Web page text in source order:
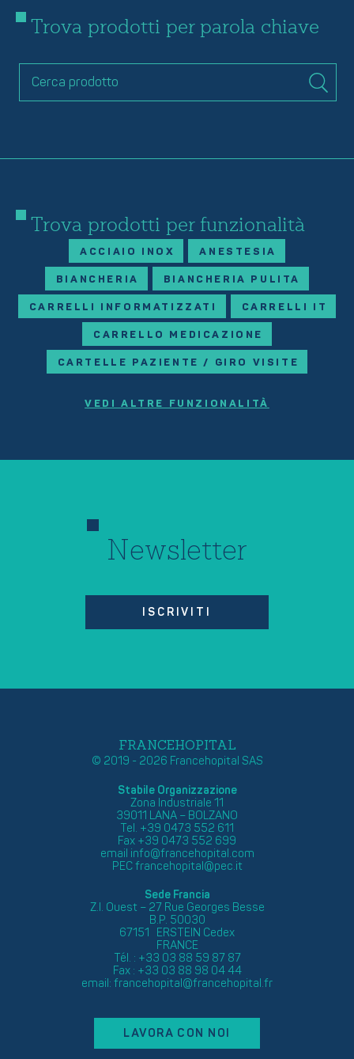
Trova prodotti per parola chiave
Trova prodotti per funzionalità
ACCIAIO INOX ANESTESIA
BIANCHERIA BIANCHERIA PULITA
CARRELLI INFORMATIZZATI CARRELLI IT
CARRELLO MEDICAZIONE
CARTELLE PAZIENTE / GIRO VISITE
VEDI ALTRE FUNZIONALITÀ
Newsletter
ISCRIVITI
FRANCEHOPITAL
© 2019 - 2026 Francehopital SAS
Stabile Organizzazione
Zona Industriale 11
39011 LANA – BOLZANO
Tel. +39 0473 552 611
Fax +39 0473 552 699
email info@francehopital.com
PECfrancehopital@pec.it
Sede Francia
Z.I. Ouest – 27 Rue Georges Besse
B.P. 50030
67151 ERSTEIN Cedex
FRANCE
Tél. : +33 03 88 59 87 87
Fax : +33 03 88 98 04 44
email: francehopital@francehopital.fr
LAVORA CON NOI